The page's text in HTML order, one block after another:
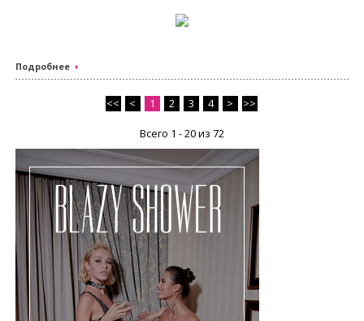
Подробнее
<< < 1 2 3 4 > >>
Всего 1 - 20 из 72